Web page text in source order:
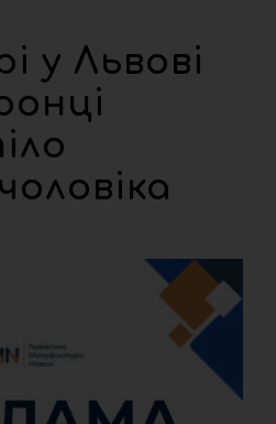
у Львові